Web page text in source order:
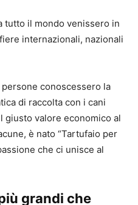
tutto il mondo venissero in
internazionali, nazionali
conoscessero la
di raccolta con i cani
giusto valore economico al
è nato “Tartufaio per
che ci unisce al
grandi che